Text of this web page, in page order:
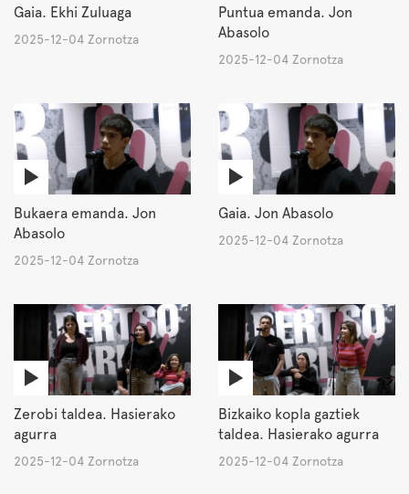
Gaia. Ekhi Zuluaga
2025-12-04 Zornotza
Puntua emanda. Jon
Abasolo
2025-12-04 Zornotza
Bukaera emanda. Jon
Abasolo
2025-12-04 Zornotza
Gaia. Jon Abasolo
2025-12-04 Zornotza
Zerobi taldea. Hasierako
agurra
2025-12-04 Zornotza
Bizkaiko kopla gaztiek
taldea. Hasierako agurra
2025-12-04 Zornotza